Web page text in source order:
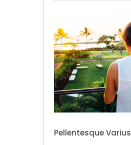
Pellentesque Varius